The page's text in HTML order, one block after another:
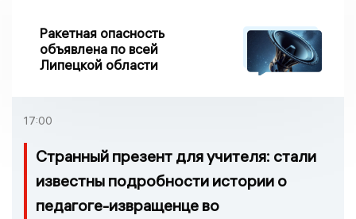
Ракетная опасность
объявлена по всей
Липецкой области
17:00
Странный презент для учителя: стали
известны подробности истории о
педагоге-извращенце во